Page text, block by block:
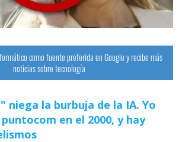
como fuente preferida en Google y recibe más
noticias sobre tecnología
niega la burbuja de la IA. Yo
en el 2000, y hay